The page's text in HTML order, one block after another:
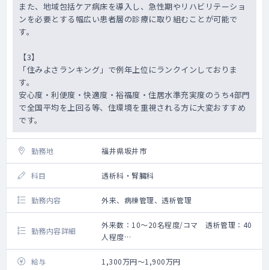
また、地域包括ケア病床を導入し、急性期やリハビリテーショ
ンを必要とする幅広い患者層の診療に取り組むことが可能で
す。
【3】
「住みよさランキング」で例年上位にランクインしておりま
す。
安心度・利便度・快適度・裕福度・住居水準充実度のうち4部門
で全国平均を上回る等、住環境を重視される方に大変おすすめ
です。
勤務地 福井県坂井市
科目 透析科・腎臓科
勤務内容 外来、病棟管理、透析管理
勤務内容詳細
外来数：10～20名程度/コマ 透析管理：40
人程度
これまでのご経験、ご希望を考慮し、
お任せする勤務内容を決定致します。
給与 1,300万円～1,900万円